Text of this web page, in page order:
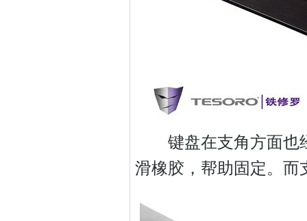
键盘在支角方面也经
滑橡胶，帮助固定。而